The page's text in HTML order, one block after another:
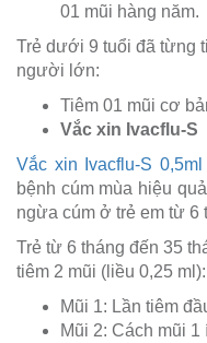
01 mũi hàng năm.
Trẻ dưới 9 tuổi đã từng
người lớn:
Tiêm 01 mũi cơ
Vắc xin Ivacflu-S
Vắc xin Ivacflu-S 0,5ml
bệnh cúm mùa hiệu
ngừa cúm ở trẻ em từ
Trẻ từ 6 tháng đến 35
tiêm 2 mũi (liều 0,25 ml):
Mũi 1: Lần tiêm
Mũi 2: Cách mũi 1